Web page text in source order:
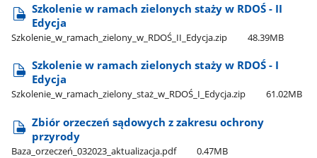
Szkolenie w ramach zielonych staży w RDOŚ - II
Edycja
Szkolenie​_w​_ramach​_zielony​_w​_RDOŚ​_II​_Edycja.zip 48.39MB
Szkolenie w ramach zielonych staży w RDOŚ - I
Edycja
Szkolenie​_w​_ramach​_zielony​_staż​_w​_RDOŚ​_I​_Edycja.zip 61.02MB
Zbiór orzeczeń sądowych z zakresu ochrony
przyrody
Baza​_orzeczeń​_032023​_aktualizacja.pdf 0.47MB